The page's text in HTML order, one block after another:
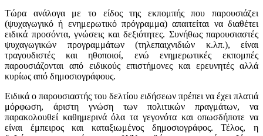
Tώρα ανάλογα με το είδος της εκπομπής που παρουσιάζει
(ψυχαγωγικό ή ενημερωτικό πρόγραμμα) απαιτείται να διαθέτει
ειδικά προσόντα, γνώσεις και δεξιότητες. Συνήθως παρουσιαστές
ψυχαγωγικών προγραμμάτων (τηλεπαιχνιδιών κ.λπ.), είναι
τραγουδιστές και ηθοποιοί, ενώ ενημερωτικές εκπομπές
παρουσιάζονται από ειδικούς επιστήμονες και ερευνητές αλλά
κυρίως από δημοσιογράφους.
Ειδικά ο παρουσιαστής του δελτίου ειδήσεων πρέπει να έχει πλατιά
μόρφωση, άριστη γνώση των πολιτικών πραγμάτων, να
παρακολουθεί καθημερινά όλα τα γεγονότα και οπωσδήποτε να
είναι έμπειρος και καταξιωμένος δημοσιογράφος. Τέλος, η